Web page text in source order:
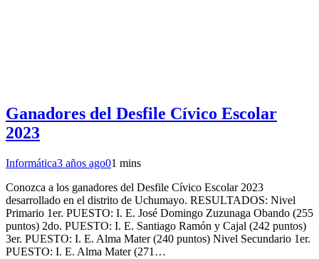
Ganadores del Desfile Cívico Escolar
2023
Informática3 años ago01 mins
Conozca a los ganadores del Desfile Cívico Escolar 2023
desarrollado en el distrito de Uchumayo. RESULTADOS: Nivel
Primario 1er. PUESTO: I. E. José Domingo Zuzunaga Obando (255
puntos) 2do. PUESTO: I. E. Santiago Ramón y Cajal (242 puntos)
3er. PUESTO: I. E. Alma Mater (240 puntos) Nivel Secundario 1er.
PUESTO: I. E. Alma Mater (271…